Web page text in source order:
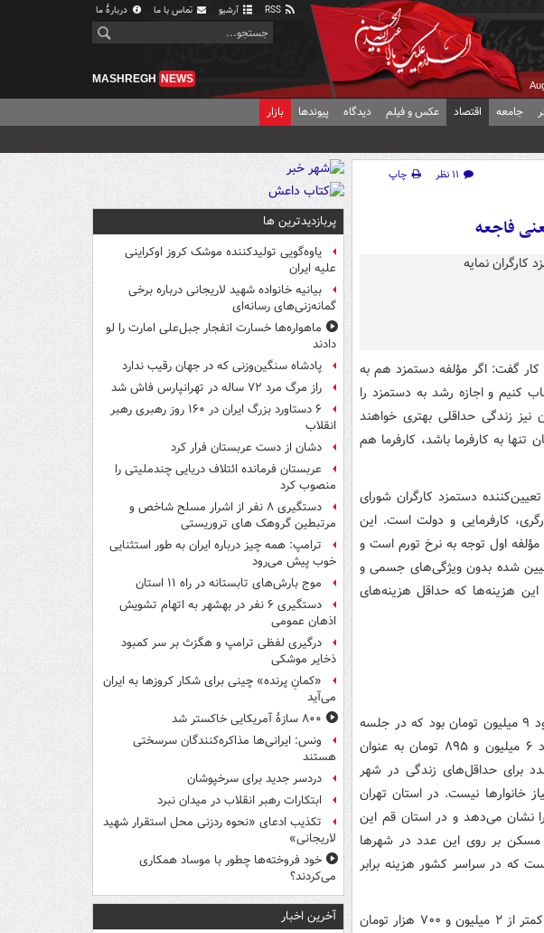
آرشیو تماس با ما دربارهٔ ما
MASHREGH NEWS
جامعه اقتصاد عکس و فیلم دیدگاه پیوندها بازار
۱۱ نظر
چاپ
کار گفت: اگر مؤلفه دستمزد هم به
کنیم و اجازه رشد به دستمزد را
زندگی حداقلی بهتری خواهند
به کارفرما باشد، کارفرما هم
دستمزد کارگران شورای
کارفرمایی و دولت است. این
مؤلفه اول توجه به نرخ تورم است و
شده بدون ویژگی‌های جسمی و
این هزینه‌ها که حداقل هزینه‌های
خدایی اظهار داشت: برآورد گروه کارگری از سبد معیشت حدود ۹ میلیون تومان بود که در جلسه
کمیته دستمزد شورای عالی کار براساس آمارهای رسمی عدد ۶ میلیون و ۸۹۵ تومان به عنوان
شد که این عدد برای حداقل‌های زندگی در شهر
خانوارها نیست. در استان تهران
از ۱۰ میلیون و ۲۰۰ هزار تومان را نشان می‌دهد و در استان قم این
بنابراین نرخ مسکن بر روی این عدد در شهرها
خوراک هست که در سراسر کشور هزینه برابر
وی افزود: در حال حاضر مزد کارگران برای خانواده ۳.۳ نفری کمتر از ۲ میلیون و ۷۰۰ هزار تومان
پربازدیدترین ها
یاوه‌گویی تولیدکننده موشک کروز اوکراینی
علیه ایران
بیانیه خانواده شهید لاریجانی درباره برخی
گمانه‌زنی‌های رسانه‌ای
ماهواره‌ها خسارت انفجار جبل‌علی امارت را لو
دادند
پادشاه سنگین‌وزنی که در جهان رقیب ندارد
راز مرگ مرد ۷۲ ساله در تهرانپارس فاش شد
۶ دستاورد بزرگ ایران در ۱۶۰ روز رهبری رهبر
انقلاب
دشان از دست عربستان فرار کرد
عربستان فرمانده ائتلاف دریایی چندملیتی را
منصوب کرد
دستگیری ۸ نفر از اشرار مسلح شاخص و
مرتبطین گروهک های تروریستی
ترامپ: همه چیز درباره ایران به طور استثنایی
خوب پیش می‌رود
موج بارش‌های تابستانه در راه ۱۱ استان
دستگیری ۶ نفر در بهشهر به اتهام تشویش
اذهان عمومی
درگیری لفظی ترامپ و هگزث بر سر کمبود
ذخایر موشکی
«کمانِ پرنده» چینی برای شکار کروزها به ایران
می‌آید
۸۰۰ سازۀ آمریکایی خاکستر شد
ونس: ایرانی‌ها مذاکره‌کنندگان سرسختی
هستند
دردسر جدید برای سرخپوشان
ابتکارات رهبر انقلاب در میدان نبرد
تکذیب ادعای «نحوه ردزنی محل استقرار شهید
لاریجانی»
خود فروخته‌ها چطور با موساد همکاری
می‌کردند؟
آخرین اخبار